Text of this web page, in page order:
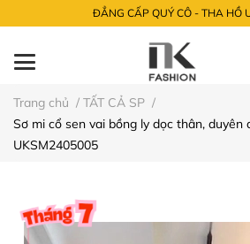
ĐẲNG CẤP QUÝ CÔ - THA HỒ
Trang chủ / TẤT CẢ SP /
Sơ mi cổ sen vai bồng ly dọc thân, duyên
UKSM2405005